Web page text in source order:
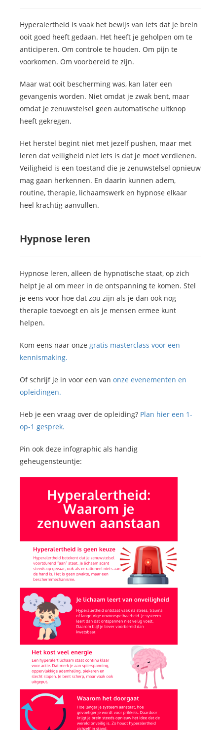
Hyperalertheid is vaak het bewijs van iets dat je brein
ooit goed heeft gedaan. Het heeft je geholpen om te
anticiperen. Om controle te houden. Om pijn te
voorkomen. Om voorbereid te zijn.
Maar wat ooit bescherming was, kan later een
gevangenis worden. Niet omdat je zwak bent, maar
omdat je zenuwstelsel geen automatische uitknop
heeft gekregen.
Het herstel begint niet met jezelf pushen, maar met
leren dat veiligheid niet iets is dat je moet verdienen.
Veiligheid is een toestand die je zenuwstelsel opnieuw
mag gaan herkennen. En daarin kunnen adem,
routine, therapie, lichaamswerk en hypnose elkaar
heel krachtig aanvullen.
Hypnose leren
Hypnose leren, alleen de hypnotische staat, op zich
helpt je al om meer in de ontspanning te komen. Stel
je eens voor hoe dat zou zijn als je dan ook nog
therapie toevoegt en als je mensen ermee kunt
helpen.
Kom eens naar onze gratis masterclass voor een
kennismaking.
Of schrijf je in voor een van onze evenementen en
opleidingen.
Heb je een vraag over de opleiding? Plan hier een 1-
op-1 gesprek.
Pin ook deze infographic als handig
geheugensteuntje: